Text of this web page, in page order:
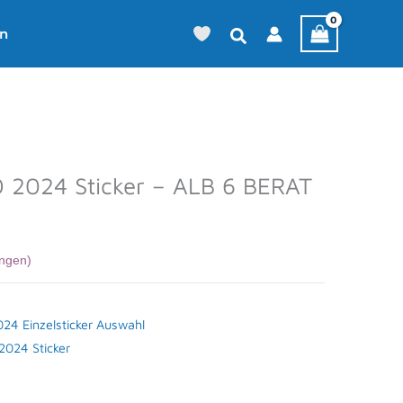
2024 Sticker – ALB 6 BERAT
Einzelsticker Auswahl
Sticker